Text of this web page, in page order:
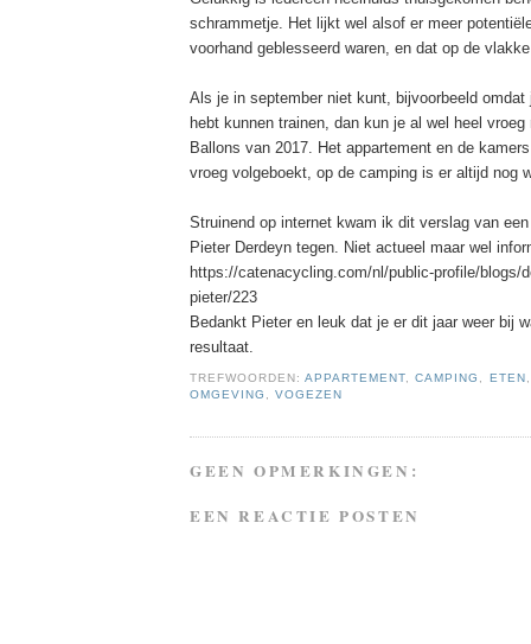
schrammetje. Het lijkt wel alsof er meer
voorhand geblesseerd waren, en dat op de
Als je in september niet kunt, bijvoorbeeld omdat
hebt kunnen trainen, dan kun je al wel heel
Ballons van 2017. Het appartement en de
vroeg volgeboekt, op de camping is er altijd nog
Struinend op internet kwam ik dit verslag van
Pieter Derdeyn tegen. Niet actueel maar wel
https://catenacycling.com/nl/public-profile/blogs/
pieter/223
Bedankt Pieter en leuk dat je er dit jaar weer bij
resultaat.
TREFWOORDEN:APPARTEMENT,CAMPING , ETEN
OMGEVING ,VOGEZEN
GEEN OPMERKINGEN:
EEN REACTIE POSTEN